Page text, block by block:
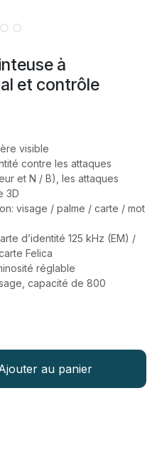
à
et contrôle
visible
contre les attaques
et N / B), les attaques
3D
visage / palme / carte / mot
d’identité 125 kHz (EM) /
Felica
réglable
capacité de 800
au panier